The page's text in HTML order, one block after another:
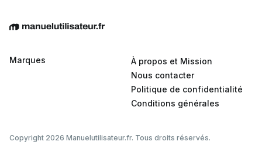
Marques
À propos et Mission
Nous contacter
Politique de confidentialité
Conditions générales
Copyright 2026 Manuelutilisateur.fr. Tous droits réservés.